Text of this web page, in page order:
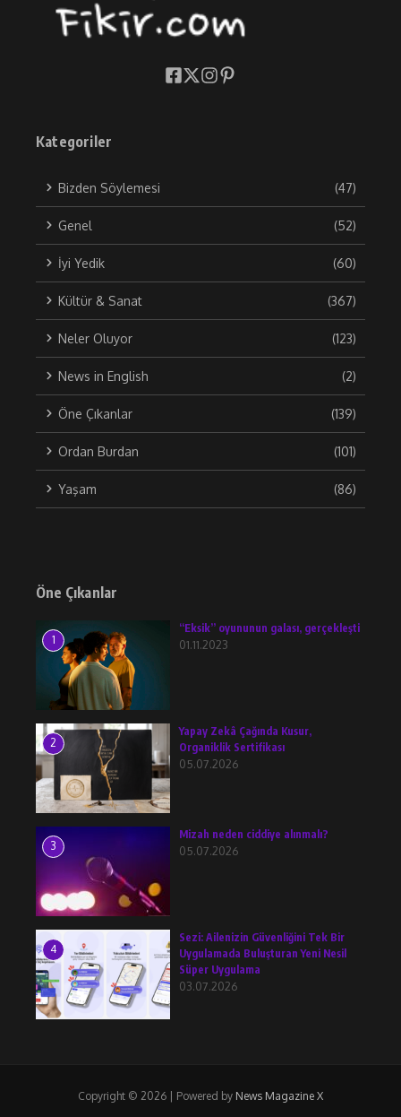
Kategoriler
Bizden Söylemesi (47)
Genel (52)
İyi Yedik (60)
Kültür & Sanat (367)
Neler Oluyor (123)
News in English (2)
Öne Çıkanlar (139)
Ordan Burdan (101)
Yaşam (86)
Öne Çıkanlar
1
“Eksik” oyununun galası, gerçekleşti
01.11.2023
2
Yapay Zekâ Çağında Kusur,
Organiklik Sertifikası
05.07.2026
3
Mizah neden ciddiye alınmalı?
05.07.2026
4
Sezi: Ailenizin Güvenliğini Tek Bir
Uygulamada Buluşturan Yeni Nesil
Süper Uygulama
03.07.2026
Copyright © 2026 | Powered by News Magazine X